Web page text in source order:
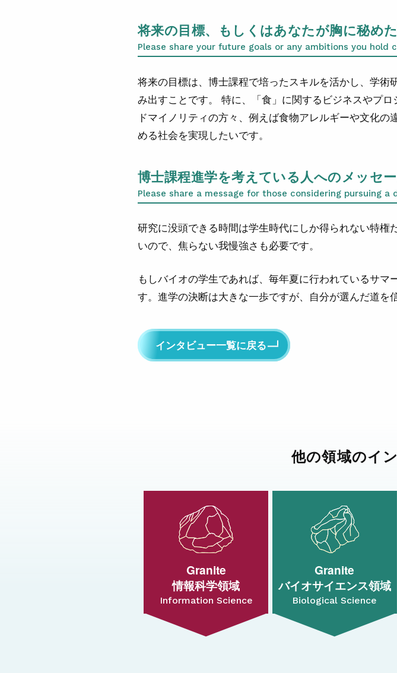
将来の目標、もしくはあなたが胸に秘め
Please share your future goals or any ambitions you hold
将来の目標は、博士課程で培ったスキルを活かし、学
み出すことです。
特に、「食」に関するビジネスやプ
ドマイノリティの方々、例えば食物アレルギーや文化
める社会を実現したいです。
博士課程進学を考えている人へのメッセー
Please share a message for those considering pursuing a
研究に没頭できる時間は学生時代にしか得られない特
いので、焦らない我慢強さも必要です。
もしバイオの学生であれば、毎年夏に行われているサ
す。進学の決断は大きな一歩ですが、自分が選んだ道を
インタビュー一覧に戻る
他の領域のイ
Granite
情報科学領域
Information Science
Granite
バイオサイエンス領域
Biological Science